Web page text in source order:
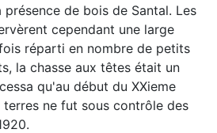
de bois de Santal. Les
cependant une large
réparti en nombre de petits
la chasse aux têtes était un
qu'au début du XXieme
terres ne fut sous contrôle des